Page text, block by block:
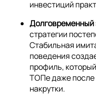
инвестиций
стратегии
Стабильная
поведения
профиль,
ТОПе даже после
накрутки.